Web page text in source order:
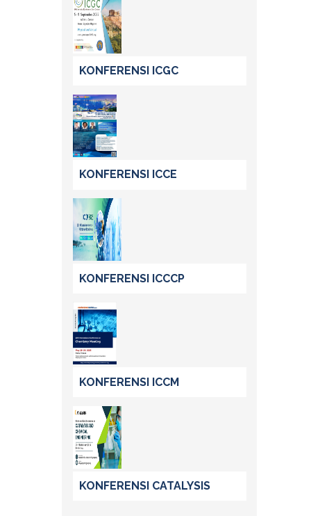
KONFERENSI ICGC
KONFERENSI ICCE
KONFERENSI ICCCP
KONFERENSI ICCM
KONFERENSI CATALYSIS